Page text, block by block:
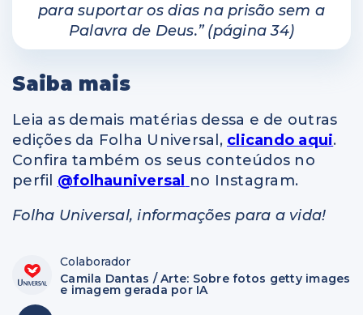
para suportar os dias na prisão sem a
Palavra de Deus.” (página 34)
Saiba mais
Leia as demais matérias dessa e de outras
edições da Folha Universal, clicando aqui.
Confira também os seus conteúdos no
perfil @folhauniversal
no Instagram.
Folha Universal, informações para a vida!
Colaborador
Camila Dantas / Arte: Sobre fotos getty images
e imagem gerada por IA